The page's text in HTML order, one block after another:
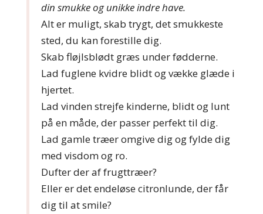
din smukke og unikke indre have.
Alt er muligt, skab trygt, det smukkeste
sted, du kan forestille dig.
Skab fløjlsblødt græs under fødderne.
Lad fuglene kvidre blidt og vække glæde i
hjertet.
Lad vinden strejfe kinderne, blidt og lunt
på en måde, der passer perfekt til dig.
Lad gamle træer omgive dig og fylde dig
med visdom og ro.
Dufter der af frugttræer?
Eller er det endeløse citronlunde, der får
dig til at smile?